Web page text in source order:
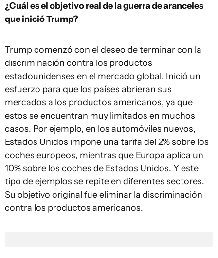
¿Cuál es el objetivo real de la guerra de aranceles
que inició Trump?
Trump comenzó con el deseo de terminar con la
discriminación contra los productos
estadounidenses en el mercado global. Inició un
esfuerzo para que los países abrieran sus
mercados a los productos americanos, ya que
estos se encuentran muy limitados en muchos
casos. Por ejemplo, en los automóviles nuevos,
Estados Unidos impone una tarifa del 2% sobre los
coches europeos, mientras que Europa aplica un
10% sobre los coches de Estados Unidos. Y este
tipo de ejemplos se repite en diferentes sectores.
Su objetivo original fue eliminar la discriminación
contra los productos americanos.